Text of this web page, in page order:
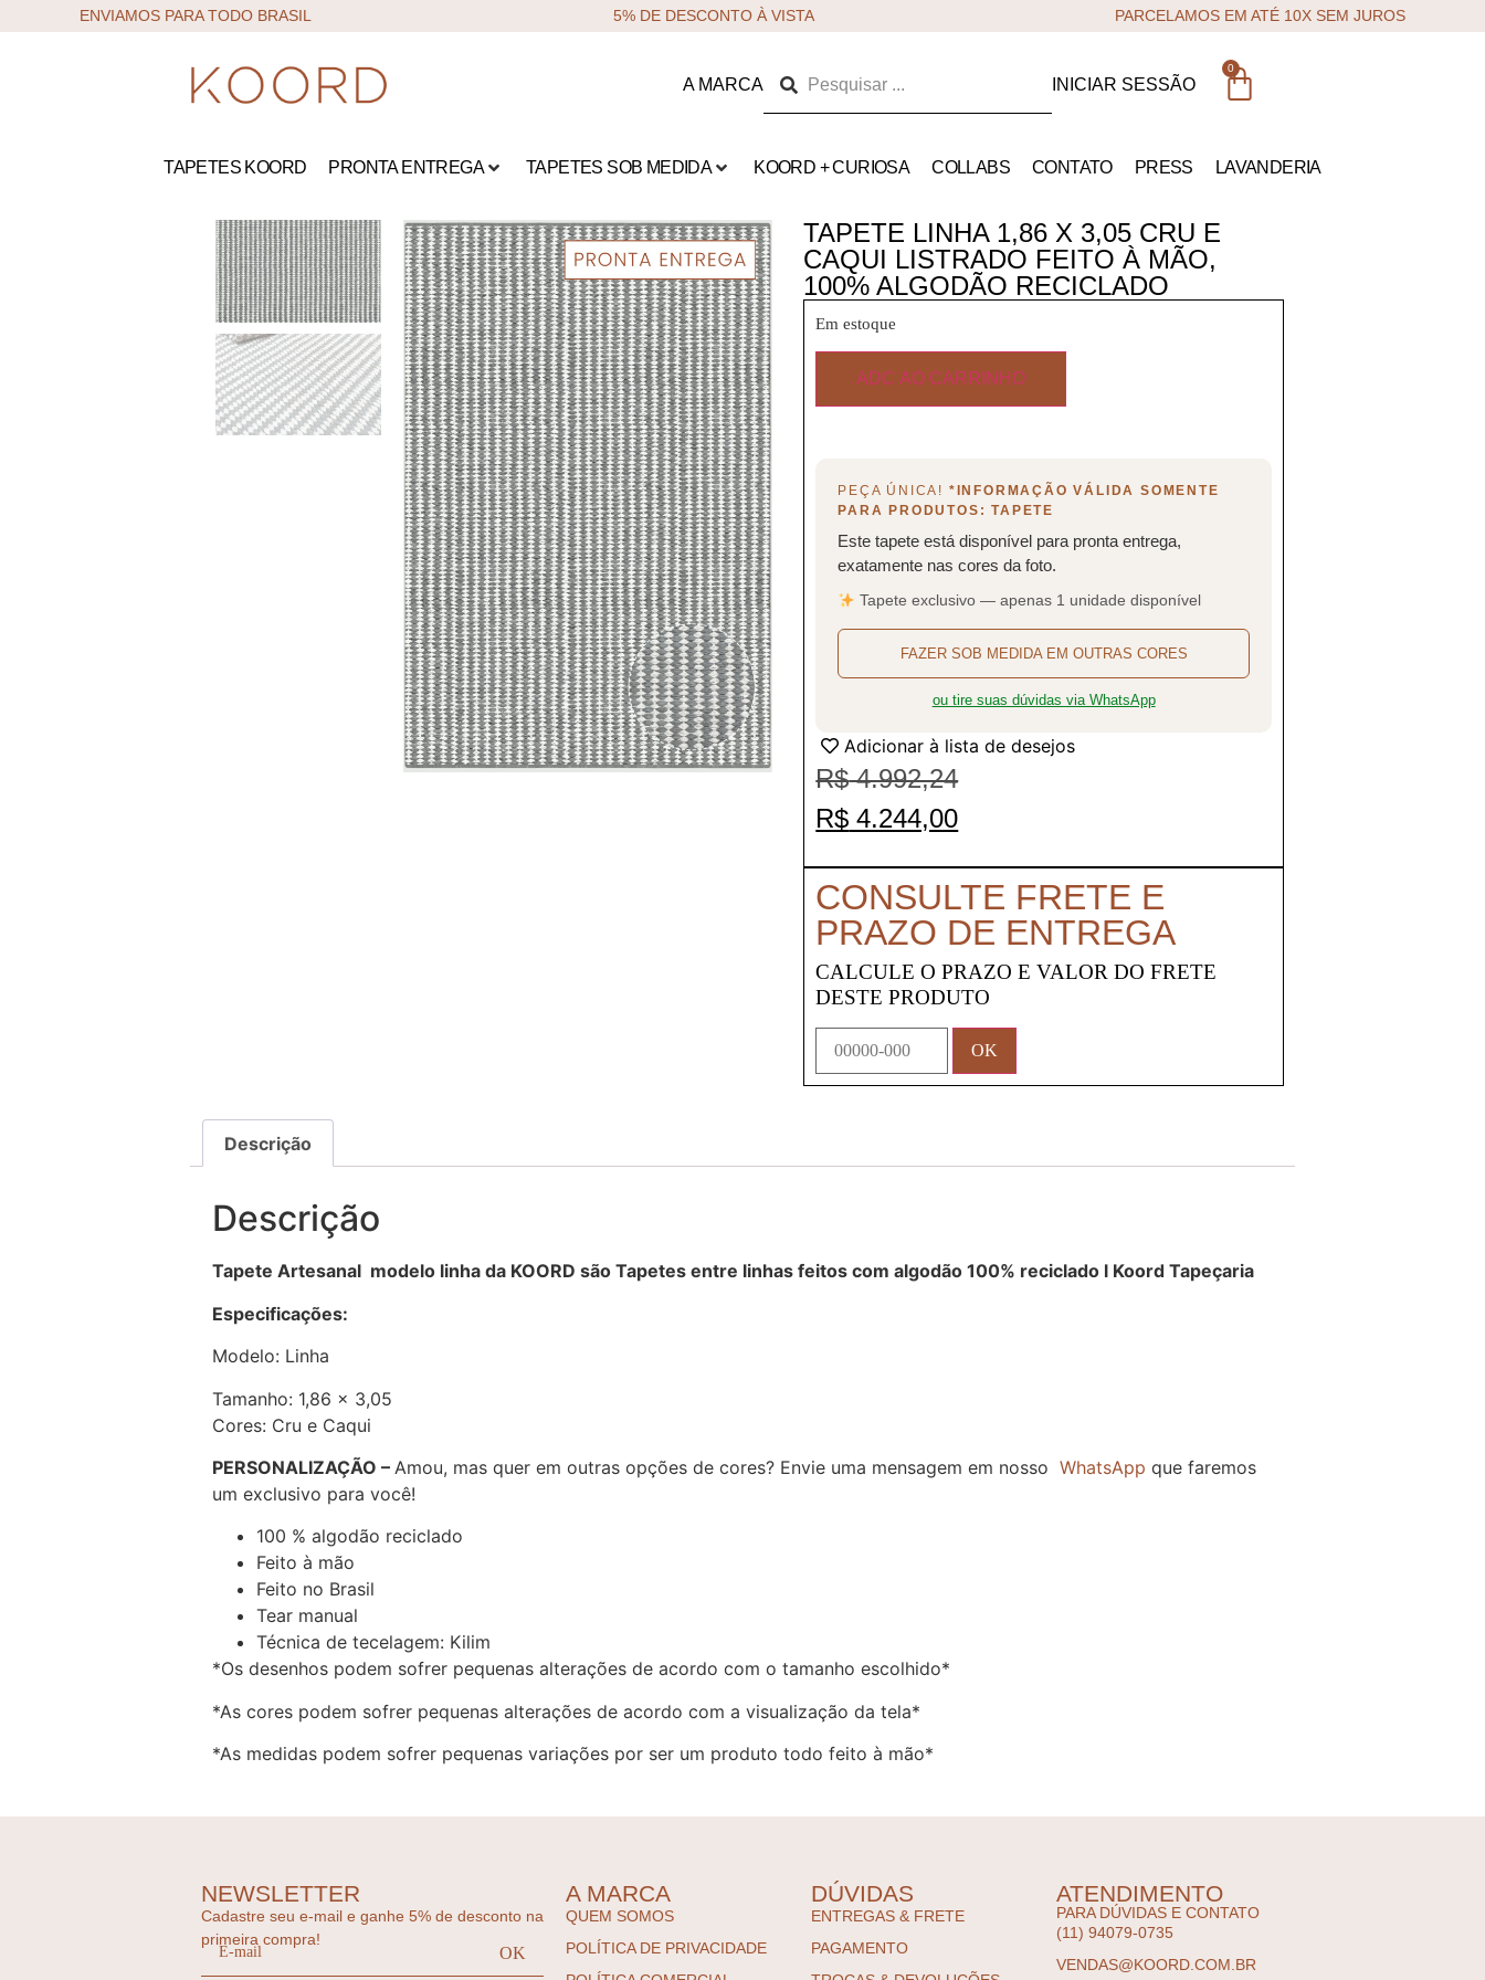
ENVIAMOS PARA TODO BRASIL 5% DE DESCONTO À VISTA PARCELAMOS EM ATÉ 10X SEM JUROS
A MARCA INICIAR SESSÃO
0
TAPETES KOORD PRONTA ENTREGA TAPETES SOB MEDIDA KOORD + CURIOSA COLLABS CONTATO PRESS LAVANDERIA
TAPETE LINHA 1,86 X 3,05 CRU E
CAQUI LISTRADO FEITO À MÃO,
100% ALGODÃO RECICLADO
Em estoque
ADC AO CARRINHO
PEÇA ÚNICA! *INFORMAÇÃO VÁLIDA SOMENTE
PARA PRODUTOS: TAPETE
Este tapete está disponível para pronta entrega,
exatamente nas cores da foto.
Tapete exclusivo — apenas 1 unidade disponível
FAZER SOB MEDIDA EM OUTRAS CORES
ou tire suas dúvidas via WhatsApp
Adicionar à lista de desejos
R$4.992,24
R$ 4.244,00
CONSULTE FRETE E
PRAZO DE ENTREGA
CALCULE O PRAZO E VALOR DO FRETE
DESTE PRODUTO
Descrição
Descrição
Tapete Artesanal modelo linha da KOORD são Tapetes entre linhas feitos com algodão 100% reciclado l Koord Tapeçaria
Especificações:
Modelo: Linha
Tamanho: 1,86 x 3,05
Cores: Cru e Caqui
PERSONALIZAÇÃO – Amou, mas quer em outras opções de cores? Envie uma mensagem em nosso WhatsApp que faremos
um exclusivo para você!
100 % algodão reciclado
Feito à mão
Feito no Brasil
Tear manual
Técnica de tecelagem: Kilim
*Os desenhos podem sofrer pequenas alterações de acordo com o tamanho escolhido*
*As cores podem sofrer pequenas alterações de acordo com a visualização da tela*
*As medidas podem sofrer pequenas variações por ser um produto todo feito à mão*
NEWSLETTER
Cadastre seu e-mail e ganhe 5% de desconto na
primeira compra!
A MARCA
QUEM SOMOS
POLÍTICA DE PRIVACIDADE
DÚVIDAS
ENTREGAS & FRETE
PAGAMENTO
ATENDIMENTO
PARA DÚVIDAS E CONTATO
(11) 94079-0735
VENDAS@KOORD.COM.BR